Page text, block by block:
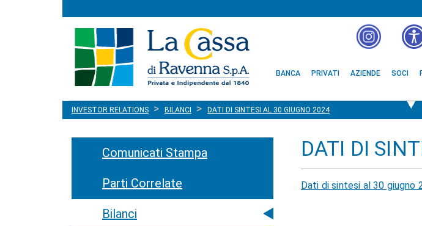
Menu
principale
BANCA PRIVATI AZIENDE SOCI
INVESTOR RELATIONS BILANCI DATI DI SINTESI AL 30 GIUGNO 2024
Comunicati Stampa
Parti Correlate
Bilanci
DATI DI
Dati di sintesi al 30 giugno